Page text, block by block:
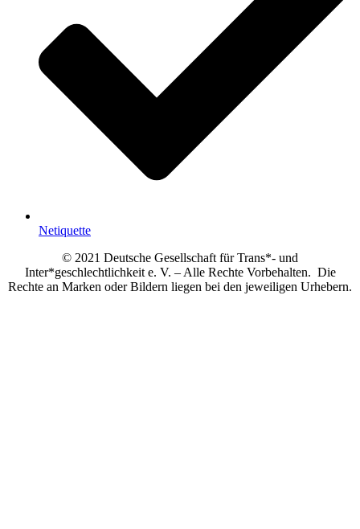
Netiquette
© 2021 Deutsche Gesellschaft für Trans*- und
Inter*geschlechtlichkeit e. V. – Alle Rechte Vorbehalten. Die
Rechte an Marken oder Bildern liegen bei den jeweiligen Urhebern.